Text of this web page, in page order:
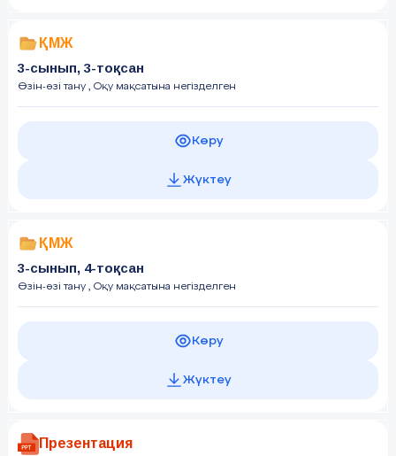
ҚМЖ
3-сынып, 3-тоқсан
Өзін-өзі тану , Оқу мақсатына негізделген
Көру
Жүктеу
ҚМЖ
3-сынып, 4-тоқсан
Өзін-өзі тану , Оқу мақсатына негізделген
Көру
Жүктеу
Презентация